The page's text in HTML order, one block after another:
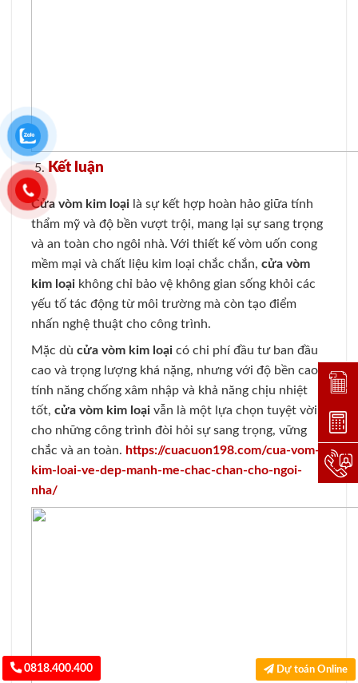
Kết luận
Cửa vòm kim loại là sự kết hợp hoàn hảo giữa tính
thẩm mỹ và độ bền vượt trội, mang lại sự sang trọng
và an toàn cho ngôi nhà. Với thiết kế vòm uốn cong
mềm mại và chất liệu kim loại chắc chắn, cửa vòm
kim loại không chỉ bảo vệ không gian sống khỏi các
yếu tố tác động từ môi trường mà còn tạo điểm
nhấn nghệ thuật cho công trình.
Mặc dù cửa vòm kim loại có chi phí đầu tư ban đầu
cao và trọng lượng khá nặng, nhưng với độ bền cao,
tính năng chống xâm nhập và khả năng chịu nhiệt
tốt, cửa vòm kim loại vẫn là một lựa chọn tuyệt vời
cho những công trình đòi hỏi sự sang trọng, vững
chắc và an toàn. https://cuacuon198.com/cua-vom-
kim-loai-ve-dep-manh-me-chac-chan-cho-ngoi-
nha/
0818.400.400 Dự toán Online
Đặt
Dự